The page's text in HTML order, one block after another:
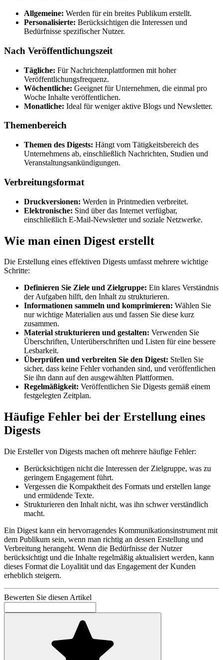
Allgemeine: Werden für ein breites Publikum erstellt.
Personalisierte: Berücksichtigen die Interessen und
Bedürfnisse spezifischer Nutzer.
Nach Veröffentlichungszeit
Tägliche: Für Nachrichtenplattformen mit hoher
Veröffentlichungsfrequenz.
Wöchentliche: Geeignet für Unternehmen, die einmal pro
Woche Inhalte veröffentlichen.
Monatliche: Ideal für weniger aktive Blogs und Newsletter.
Themenbereich
Themen des Digests: Hängt vom Tätigkeitsbereich des
Unternehmens ab, einschließlich Nachrichten, Studien und
Veranstaltungsankündigungen.
Verbreitungsformat
Druckversionen: Werden in Printmedien verbreitet.
Elektronische: Sind über das Internet verfügbar,
einschließlich E-Mail-Newsletter und soziale Netzwerke.
Wie man einen Digest erstellt
Die Erstellung eines effektiven Digests umfasst mehrere wichtige
Schritte:
Definieren Sie Ziele und Zielgruppe: Ein klares Verständnis
der Aufgaben hilft, den Inhalt zu strukturieren.
Informationen sammeln und komprimieren: Wählen Sie
nur wichtige Materialien aus und fassen Sie diese kurz
zusammen.
Material strukturieren und gestalten: Verwenden Sie
Überschriften, Unterüberschriften und Listen für eine bessere
Lesbarkeit.
Überprüfen und verbreiten Sie den Digest: Stellen Sie
sicher, dass keine Fehler vorhanden sind, und veröffentlichen
Sie ihn dann auf den ausgewählten Plattformen.
Regelmäßigkeit: Veröffentlichen Sie Digests gemäß einem
festgelegten Zeitplan.
Häufige Fehler bei der Erstellung eines
Digests
Die Ersteller von Digests machen oft mehrere häufige Fehler:
Berücksichtigen nicht die Interessen der Zielgruppe, was zu
geringem Engagement führt.
Vergessen die Kompaktheit des Formats und erstellen lange
und ermüdende Texte.
Strukturieren den Inhalt nicht, was ihn schwer verständlich
macht.
Ein Digest kann ein hervorragendes Kommunikationsinstrument mit
dem Publikum sein, wenn man richtig an dessen Erstellung und
Verbreitung herangeht. Wenn die Bedürfnisse der Nutzer
berücksichtigt und die Inhalte regelmäßig aktualisiert werden, kann
dieses Format die Loyalität und das Engagement der Kunden
erheblich steigern.
Bewerten Sie diesen Artikel